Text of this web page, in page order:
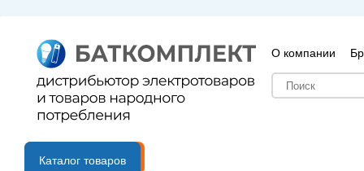
О компании
B2B портал
Каталог товаров